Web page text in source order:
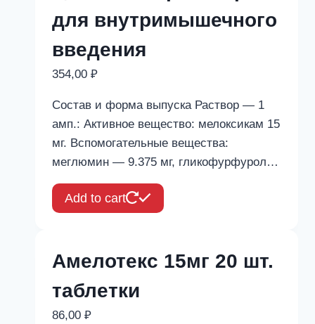
для внутримышечного
введения
354,00 ₽
Состав и форма выпуска Раствор — 1
амп.: Активное вещество: мелоксикам 15
мг. Вспомогательные вещества:
меглюмин — 9.375 мг, гликофурфурол…
Add to cart
Амелотекс 15мг 20 шт.
таблетки
86,00 ₽